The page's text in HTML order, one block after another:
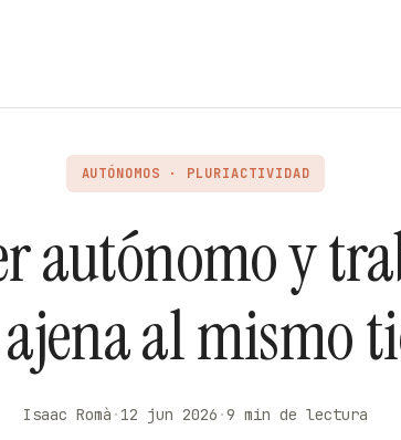
AUTÓNOMOS · PLURIACTIVIDAD
autónomo y
al mismo
Isaac Romà · 12 jun 2026 ·9 min de lectura